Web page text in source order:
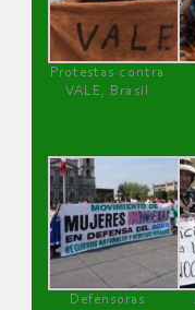
Protestas contra
VALE, Brasil
Defensoras